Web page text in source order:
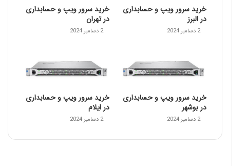
خرید سرور ویپ و حسابداری
در البرز
2 دسامبر 2024
خرید سرور ویپ و حسابداری
در تهران
2 دسامبر 2024
خرید سرور ویپ و حسابداری
در بوشهر
2 دسامبر 2024
خرید سرور ویپ و حسابداری
در ایلام
2 دسامبر 2024